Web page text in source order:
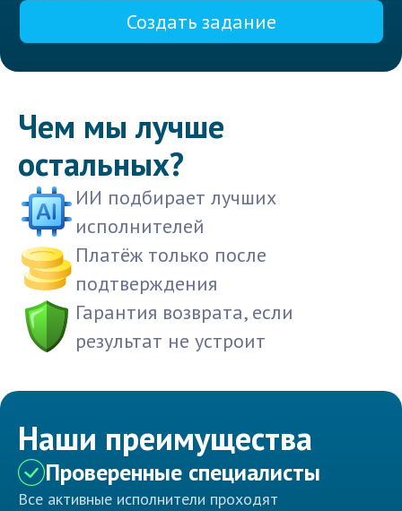
Создать задание
Чем мы лучше
остальных?
ИИ подбирает лучших
исполнителей
Платёж только после
подтверждения
Гарантия возврата, если
результат не устроит
Наши преимущества
Проверенные специалисты
Все активные исполнители проходят